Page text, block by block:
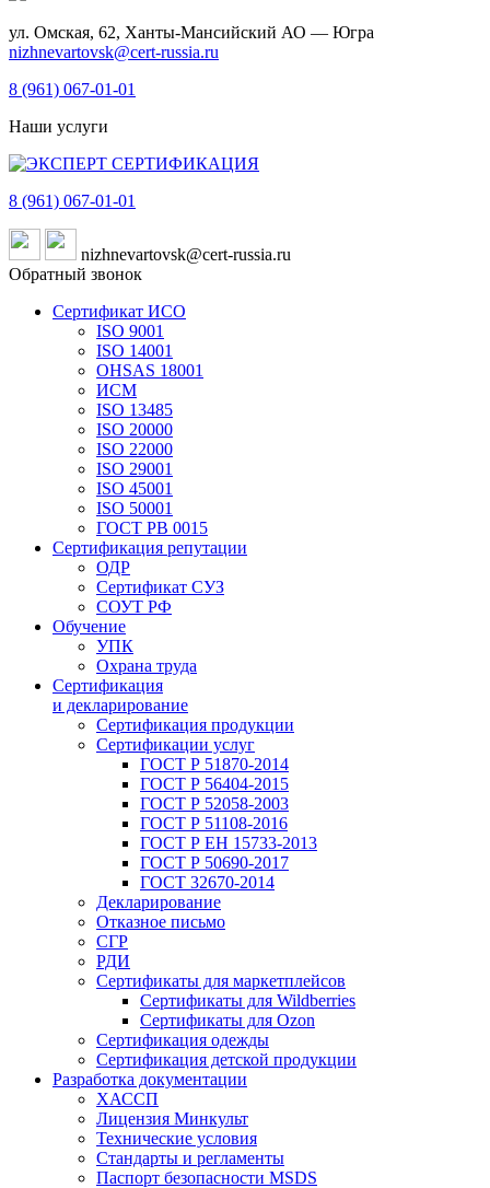
ул. Омская, 62, Ханты-Мансийский АО — Югра
nizhnevartovsk@cert-russia.ru
8 (961) 067-01-01
Наши услуги
8 (961) 067-01-01
nizhnevartovsk@cert-russia.ru
Обратный звонок
Сертификат ИСО
ISO 9001
ISO 14001
OHSAS 18001
ИСМ
ISO 13485
ISO 20000
ISO 22000
ISO 29001
ISO 45001
ISO 50001
ГОСТ РВ 0015
Сертификация репутации
ОДР
Сертификат СУЗ
СОУТ РФ
Обучение
УПК
Охрана труда
Сертификация
и декларирование
Сертификация продукции
Сертификации услуг
ГОСТ Р 51870-2014
ГОСТ Р 56404-2015
ГОСТ Р 52058-2003
ГОСТ Р 51108-2016
ГОСТ Р ЕН 15733-2013
ГОСТ Р 50690-2017
ГОСТ 32670-2014
Декларирование
Отказное письмо
СГР
РДИ
Сертификаты для маркетплейсов
Сертификаты для Wildberries
Сертификаты для Ozon
Сертификация одежды
Сертификация детской продукции
Разработка документации
ХАССП
Лицензия Минкульт
Технические условия
Стандарты и регламенты
Паспорт безопасности MSDS